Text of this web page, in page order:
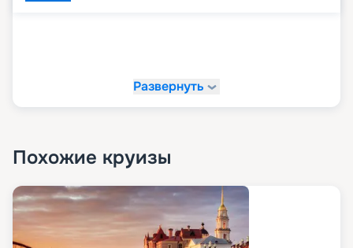
Развернуть
Похожие круизы